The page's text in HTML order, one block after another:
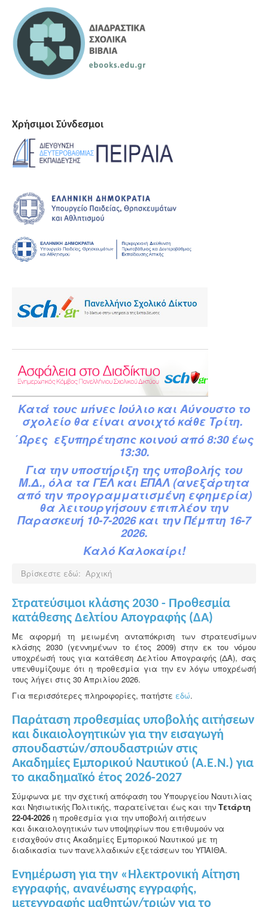
Χρήσιμοι Σύνδεσμοι
Κατά τους μήνες Ιούλιο και Αύγουστο το
σχολείο θα είναι ανοιχτό κάθε Τρίτη.
΄Ωρες εξυπηρέτησης κοινού από 8:30 έως
13:30.
Για την υποστήριξη της υποβολής του
Μ.Δ., όλα τα ΓΕΛ και ΕΠΑΛ (ανεξάρτητα
από την προγραμματισμένη εφημερία)
θα λειτουργήσουν επιπλέον την
Παρασκευή 10-7-2026 και την Πέμπτη 16-7
2026.
Καλό Καλοκαίρι!
Βρίσκεστε εδώ: Αρχική
Στρατεύσιμοι κλάσης 2030 - Προθεσμία
κατάθεσης Δελτίου Απογραφής (ΔΑ)
Με αφορμή τη μειωμένη ανταπόκριση των στρατευσίμων
κλάσης 2030 (γεννημένων το έτος 2009) στην εκ του νόμου
υποχρέωσή τους για κατάθεση Δελτίου Απογραφής (ΔΑ), σας
υπενθυμίζουμε ότι η προθεσμία για την εν λόγω υποχρέωσή
τους λήγει στις 30 Απριλίου 2026.
Για περισσότερες πληροφορίες, πατήστε εδώ.
Παράταση προθεσμίας υποβολής αιτήσεων
και δικαιολογητικών για την εισαγωγή
σπουδαστών/σπουδαστριών στις
Ακαδημίες Εμπορικού Ναυτικού (Α.Ε.Ν.) για
το ακαδημαϊκό έτος 2026-2027
Σύμφωνα με την σχετική απόφαση του Υπουργείου Ναυτιλίας
και Νησιωτικής Πολιτικής, παρατείνεται έως και την Τετάρτη
22-04-2026 η προθεσμία για την υποβολή αιτήσεων
και δικαιολογητικών των υποψηφίων που επιθυμούν να
εισαχθούν στις Ακαδημίες Εμπορικού Ναυτικού με τη
διαδικασία των πανελλαδικών εξετάσεων του ΥΠΑΙΘΑ.
Ενημέρωση για την «Ηλεκτρονική Αίτηση
εγγραφής, ανανέωσης εγγραφής,
μετεγγραφής μαθητών/τριών για το